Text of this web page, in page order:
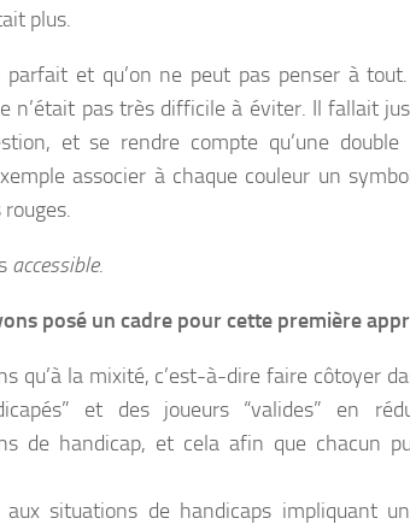
plus.
parfait et qu’on ne peut pas penser à
n’était pas très difficile à éviter. Il fallait
et se rendre compte qu’une double
associer à chaque couleur un
accessible.
posé un cadre pour cette première
qu’à la mixité, c’est-à-dire faire côtoyer
et des joueurs “valides” en
de handicap, et cela afin que chacun
situations de handicaps impliquant